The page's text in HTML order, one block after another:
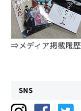
⇒メディア掲載履歴
SNS